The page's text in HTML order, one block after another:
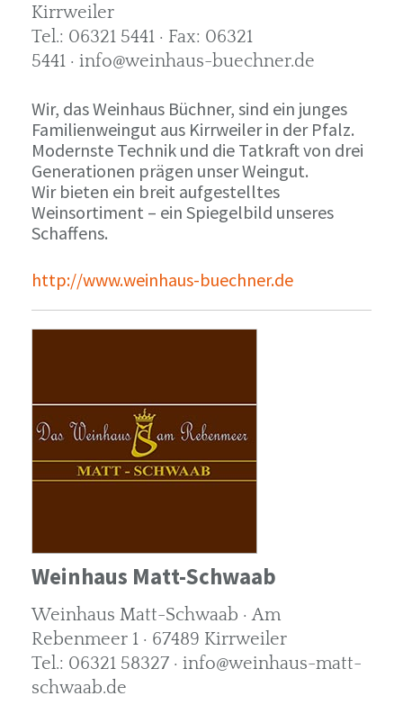
Kirrweiler
Tel.: 06321 5441 · Fax: 06321
5441 · info@weinhaus-buechner.de
Wir, das Weinhaus Büchner, sind ein junges
Familienweingut aus Kirrweiler in der Pfalz.
Modernste Technik und die Tatkraft von drei
Generationen prägen unser Weingut.
Wir bieten ein breit aufgestelltes
Weinsortiment – ein Spiegelbild unseres
Schaffens.
http://www.weinhaus-buechner.de
Weinhaus Matt-Schwaab
Weinhaus Matt-Schwaab · Am
Rebenmeer 1 · 67489 Kirrweiler
Tel.: 06321 58327 · info@weinhaus-matt-
schwaab.de